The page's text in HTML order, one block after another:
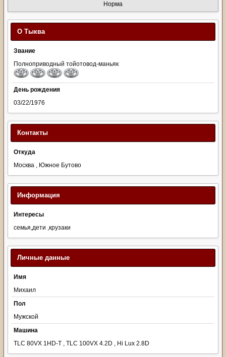
Норма
О Тыква
Звание
Полноприводный тойотовод-маньяк
День рождения
03/22/1976
Контакты
Откуда
Москва , Южное Бутово
Информация
Интересы
семья,дети ,крузаки
Личные данные
Имя
Михаил
Пол
Мужской
Машина
TLC 80VX 1HD-T , TLC 100VX 4.2D , Hi Lux 2.8D